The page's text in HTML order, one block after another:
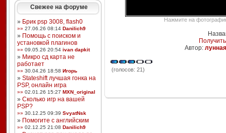
Свежее на форуме
» Брик psp 3008, flash0
»» 27.06.26 08:14 Danilich9
» Помощь с поиском и
установкой плагинов
»» 09.05.26 20:54 ivan dapkit
» Микро сд карта не
работает
»» 30.04.26 18:58 Игорь
» Stateshift лучшая гонка на
PSP, онлайн игра
»» 02.01.26 15:27 MXN_original
» Сколько игр на вашей
PSP?
»» 30.12.25 09:39 SvyatNsk
» Помогите с английским
»» 02.12.25 21:08 Danilich9
Нажмите на
Автор: лунная
(голосов: 21)